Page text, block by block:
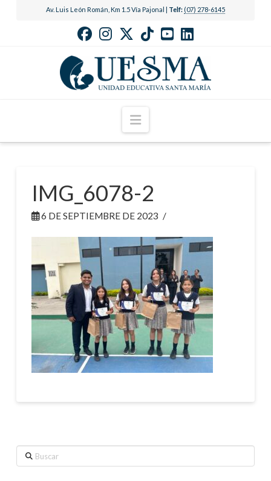
Av. Luis León Román, Km 1.5 Vía Pajonal | Telf: (07) 278-6145
Navigation
IMG_6078-2
6 DE SEPTIEMBRE DE 2023
Buscar